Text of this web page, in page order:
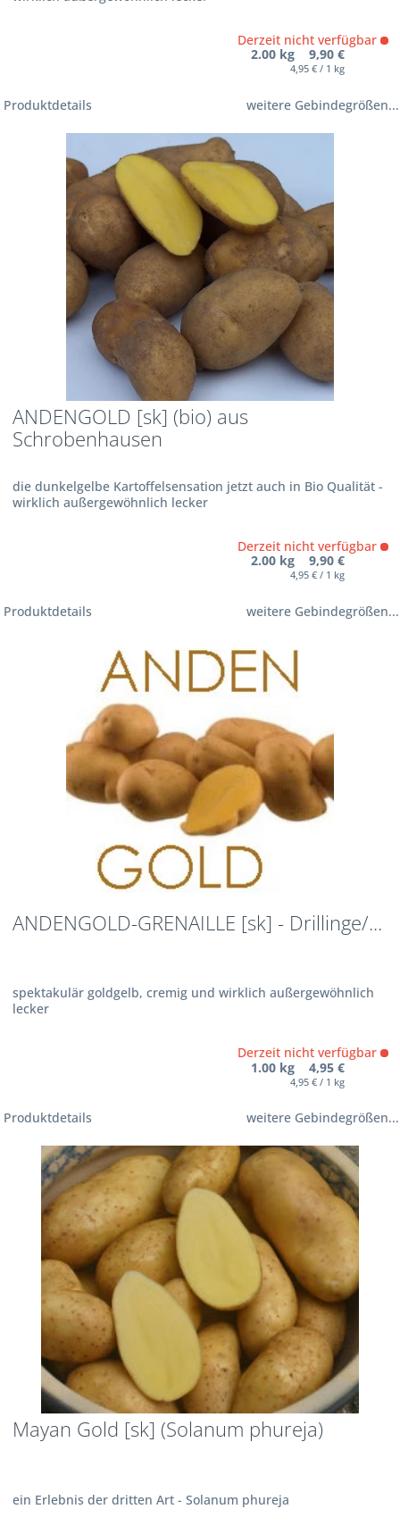
Derzeit nicht verfügbar
2.00 kg 9,90 €
4,95 € / 1 kg
Produktdetails weitere Gebindegrößen...
ANDENGOLD [sk] (bio) aus
Schrobenhausen
die dunkelgelbe Kartoffelsensation jetzt auch in Bio Qualität -
wirklich außergewöhnlich lecker
Derzeit nicht verfügbar
2.00 kg 9,90 €
4,95 € / 1 kg
Produktdetails weitere Gebindegrößen...
ANDENGOLD-GRENAILLE [sk] - Drillinge/...
spektakulär goldgelb, cremig und wirklich außergewöhnlich
lecker
Derzeit nicht verfügbar
1.00 kg 4,95 €
4,95 € / 1 kg
Produktdetails weitere Gebindegrößen...
Mayan Gold [sk] (Solanum phureja)
ein Erlebnis der dritten Art - Solanum phureja